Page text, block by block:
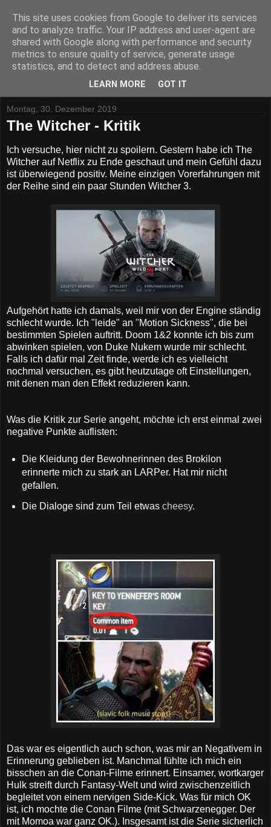
Montag, 30. Dezember 2019
The Witcher - Kritik
Ich versuche, hier nicht zu spoilern. Gestern habe ich The
Witcher auf Netflix zu Ende geschaut und mein Gefühl dazu
ist überwiegend positiv. Meine einzigen Vorerfahrungen mit
der Reihe sind ein paar Stunden Witcher 3.
Aufgehört hatte ich damals, weil mir von der Engine ständig
schlecht wurde. Ich "leide" an "Motion Sickness", die bei
bestimmten Spielen auftritt. Doom 1&2 konnte ich bis zum
abwinken spielen, von Duke Nukem wurde mir schlecht.
Falls ich dafür mal Zeit finde, werde ich es vielleicht
nochmal versuchen, es gibt heutzutage oft Einstellungen,
mit denen man den Effekt reduzieren kann.
Was die Kritik zur Serie angeht, möchte ich erst einmal zwei
negative Punkte auflisten:
Die Kleidung der Bewohnerinnen des Brokilon
erinnerte mich zu stark an LARPer. Hat mir nicht
gefallen.
Die Dialoge sind zum Teil etwas cheesy.
Das war es eigentlich auch schon, was mir an Negativem in
Erinnerung geblieben ist. Manchmal fühlte ich mich ein
bisschen an die Conan-Filme erinnert. Einsamer, wortkarger
Hulk streift durch Fantasy-Welt und wird zwischenzeitlich
begleitet von einem nervigen Side-Kick. Was für mich OK
ist, ich mochte die Conan Filme (mit Schwarzenegger. Der
mit Momoa war ganz OK.). Insgesamt ist die Serie sicherlich
This site uses cookies from Google to deliver its services
and to analyze traffic. Your IP address and user-agent are
shared with Google along with performance and security
metrics to ensure quality of service, generate usage
statistics, and to detect and address abuse.
LEARN MORE GOT IT